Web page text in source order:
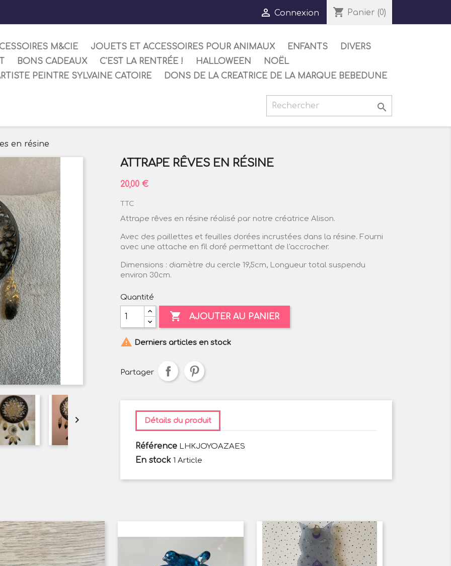
 Connexion shopping_cart Panier (0)
M&CIE JOUETS ET ACCESSOIRES POUR ANIMAUX ENFANTS
DIVERS
BONS CADEAUX C'EST LA RENTRÉE ! HALLOWEEN
NOËL
PEINTRE SYLVAINE CATOIRE
DONS DE LA CREATRICE DE LA MARQUE BEBEDUNE

en résine

ATTRAPE RÊVES EN RÉSINE
20,00 €
TTC
Attrape rêves en résine réalisé par notre créatrice Alison.
Avec des paillettes et feuilles dorées incrustées dans la résine. Fourni
avec une attache en fil doré permettant de l'accrocher.
Dimensions : diamètre du cercle 19,5cm, Longueur total suspendu
environ 30cm.
Quantité
 AJOUTER AU PANIER
 Derniers articles en stock
Partager
Détails du produit
Référence LHKJOYOAZAES
En stock 1 Article